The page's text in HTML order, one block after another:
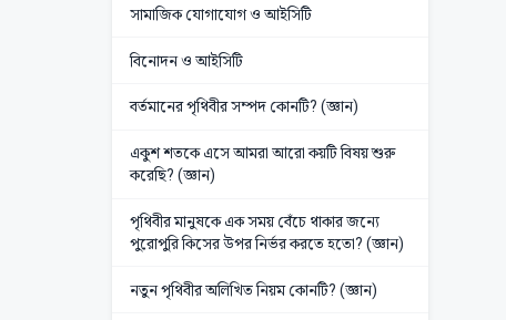
সামাজিক যোগাযোগ ও আইসিটি
বিনোদন ও আইসিটি
বর্তমানের পৃথিবীর সম্পদ কোনটি? (জ্ঞান)
একুশ শতকে এসে আমরা আরো কয়টি বিষয় শুরু
করেছি? (জ্ঞান)
পৃথিবীর মানুষকে এক সময় বেঁচে থাকার জন্যে
পুরোপুরি কিসের উপর নির্ভর করতে হতো? (জ্ঞান)
নতুন পৃথিবীর অলিখিত নিয়ম কোনটি? (জ্ঞান)